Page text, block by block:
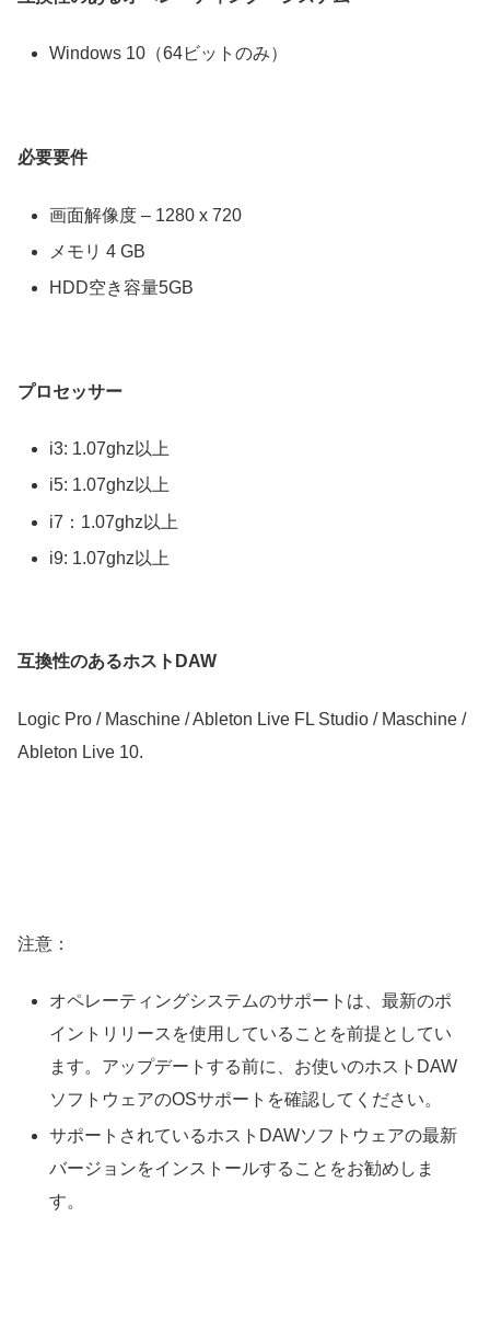
Windows 10（64ビットのみ）
必要要件
画面解像度 – 1280 x 720
メモリ 4 GB
HDD空き容量5GB
プロセッサー
i3: 1.07ghz以上
i5: 1.07ghz以上
i7：1.07ghz以上
i9: 1.07ghz以上
互換性のあるホストDAW
Logic Pro / Maschine / Ableton Live FL Studio / Maschine /
Ableton Live 10.
注意：
オペレーティングシステムのサポートは、最新のポ
イントリリースを使用していることを前提としてい
ます。アップデートする前に、お使いのホストDAW
ソフトウェアのOSサポートを確認してください。
サポートされているホストDAWソフトウェアの最新
バージョンをインストールすることをお勧めしま
す。